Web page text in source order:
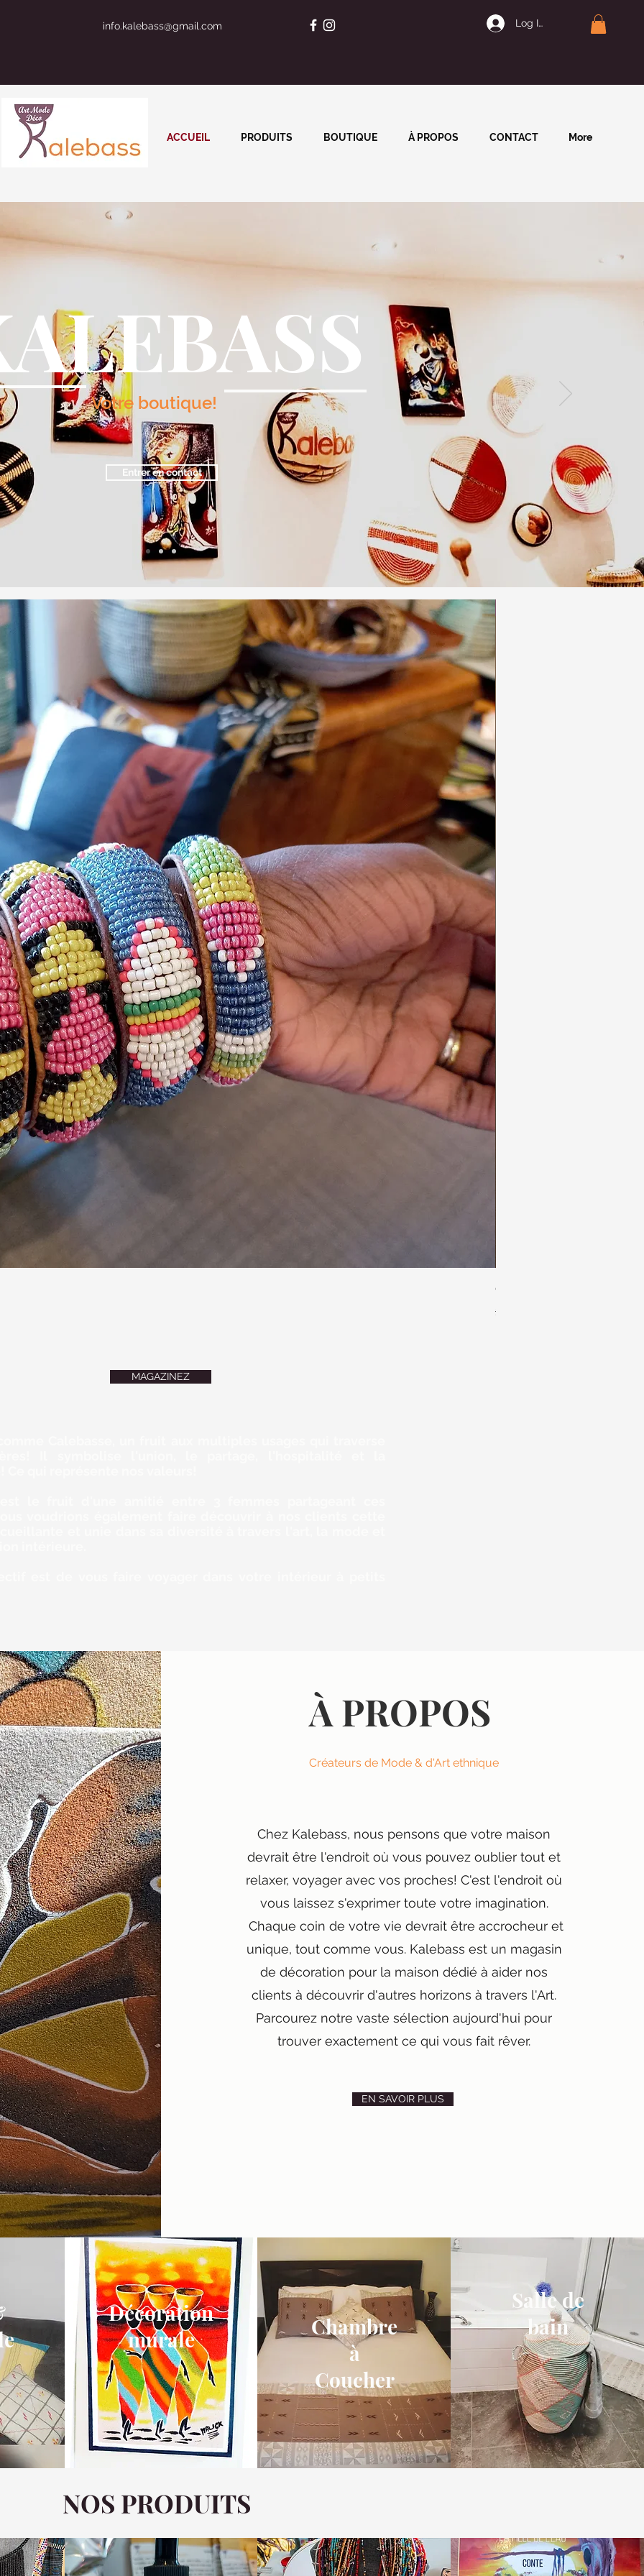
info.kalebass@gmail.com Log In | Join
ACCUEIL PRODUITS BOUTIQUE À PROPOS CONTACT More
Votre boutique!
Entrer en contact
Colliers Massaï
Prix original
30,00 $
MAGAZINEZ
À PROPOS
Créateurs de Mode & d'Art ethnique
Chez Kalebass, nous pensons que votre maison
devrait être l'endroit où vous pouvez oublier tout et
relaxer, voyager avec vos proches! C'est l'endroit où
vous laissez s'exprimer toute votre imagination.
Chaque coin de votre vie devrait être accrocheur et
unique, tout comme vous. Kalebass est un magasin
de décoration pour la maison dédié à aider nos
clients à découvrir d'autres horizons à travers l'Art.
Parcourez notre vaste sélection aujourd'hui pour
trouver exactement ce qui vous fait rêver.
EN SAVOIR PLUS
Décoration
murale
Chambre
à
Coucher
Salle de
bain
NOS PRODUITS